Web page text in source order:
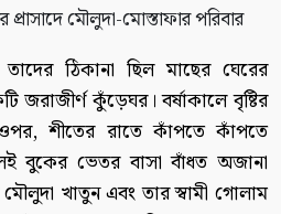
ঠিকানা ছিল মাছের ঘেরের
জরাজীর্ণ কুঁড়েঘর। বর্ষাকালে বৃষ্টির
শীতের রাতে কাঁপতে কাঁপতে
ভেতর বাসা বাঁধত অজানা
খাতুন এবং তার স্বামী গোলাম